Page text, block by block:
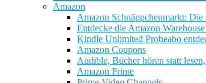
Amazon
Amazon Schnäppchenmarkt:
Entdecke die Amazon
Kindle Unlimited Probeabo
Amazon Coupons
Audible, Bücher hören statt
Amazon Prime